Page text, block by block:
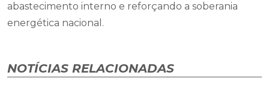
abastecimento interno e reforçando a soberania
energética nacional.
NOTÍCIAS RELACIONADAS